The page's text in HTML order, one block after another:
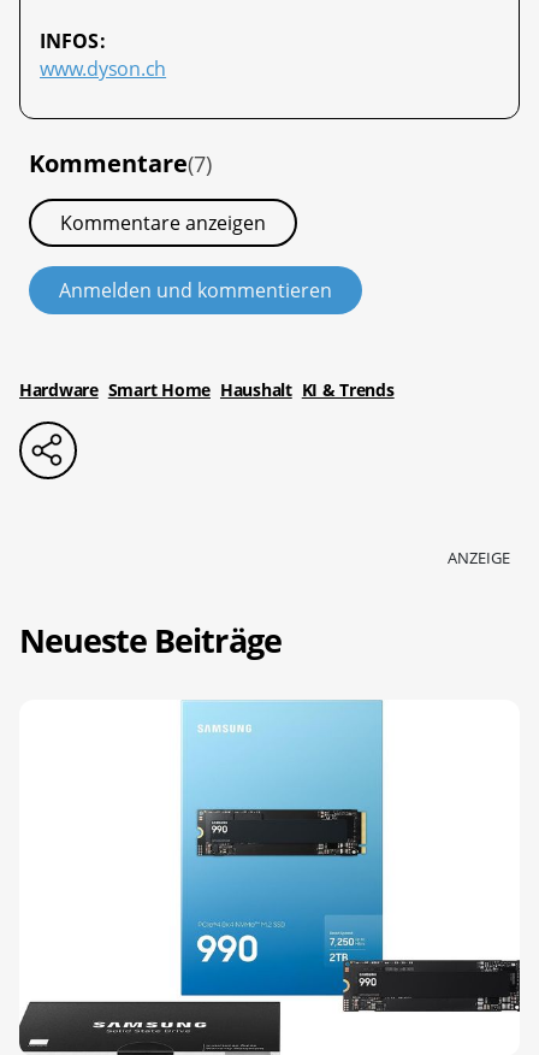
INFOS:
www.dyson.ch
Kommentare(7)
Kommentare anzeigen
Anmelden und kommentieren
Hardware Smart Home Haushalt KI & Trends
ANZEIGE
Neueste Beiträge